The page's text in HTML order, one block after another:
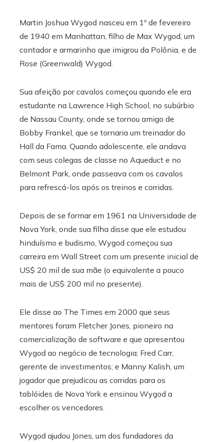
Martin Joshua Wygod nasceu em 1º de fevereiro
de 1940 em Manhattan, filho de Max Wygod, um
contador e armarinho que imigrou da Polônia, e de
Rose (Greenwald) Wygod.
Sua afeição por cavalos começou quando ele era
estudante na Lawrence High School, no subúrbio
de Nassau County, onde se tornou amigo de
Bobby Frankel, que se tornaria um treinador do
Hall da Fama. Quando adolescente, ele andava
com seus colegas de classe no Aqueduct e no
Belmont Park, onde passeava com os cavalos
para refrescá-los após os treinos e corridas.
Depois de se formar em 1961 na Universidade de
Nova York, onde sua filha disse que ele estudou
hinduísmo e budismo, Wygod começou sua
carreira em Wall Street com um presente inicial de
US$ 20 mil de sua mãe (o equivalente a pouco
mais de US$ 200 mil no presente).
Ele disse ao The Times em 2000 que seus
mentores foram Fletcher Jones, pioneiro na
comercialização de software e que apresentou
Wygod ao negócio de tecnologia; Fred Carr,
gerente de investimentos; e Manny Kalish, um
jogador que prejudicou as corridas para os
tablóides de Nova York e ensinou Wygod a
escolher os vencedores.
Wygod ajudou Jones, um dos fundadores da